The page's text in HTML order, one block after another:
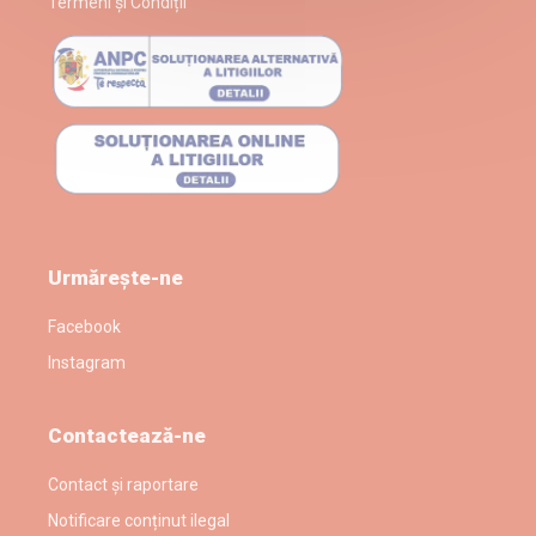
Urmărește-ne
Facebook
Instagram
Contactează-ne
Contact și raportare
Notificare conținut ilegal